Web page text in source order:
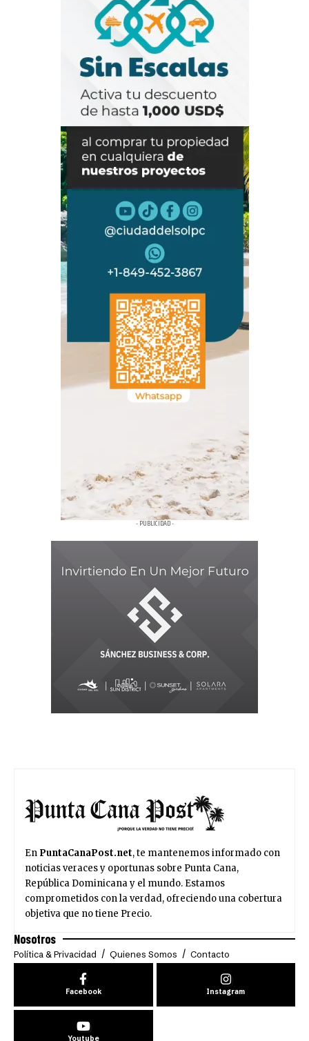
- PUBLICIDAD -
En PuntaCanaPost.net, te mantenemos informado con
noticias veraces y oportunas sobre Punta Cana,
República Dominicana y el mundo. Estamos
comprometidos con la verdad, ofreciendo una cobertura
objetiva que no tiene Precio.
Nosotros
Política & Privacidad Quienes Somos Contacto
Facebook Instagram
Youtube